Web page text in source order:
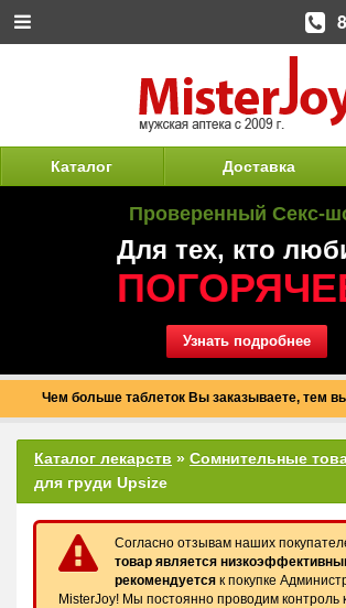
Каталог Доставка
Проверенный Секс-
Для тех, кто
Узнать подробнее
Чем больше таблеток Вы заказываете, тем
Каталог лекарств » Сомнительные
для груди Upsize
Согласно отзывам наших
товар является
рекомендуется к покупке
MisterJoy! Мы постоянно проводим контроль